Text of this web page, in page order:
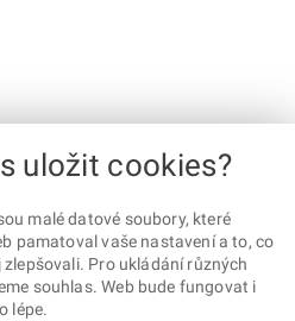
uložit cookies?
malé datové soubory, které
pamatoval vaše nastavení a to, co
Pro ukládání různých
souhlas. Web bude fungovat i
lépe.